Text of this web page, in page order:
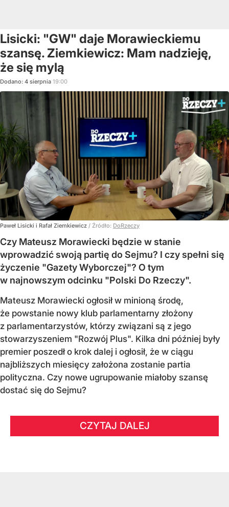
Lisicki: "GW" daje Morawieckiemu
szansę. Ziemkiewicz: Mam nadzieję,
że się mylą
Dodano: 4 sierpnia 19:00
Paweł Lisicki i Rafał Ziemkiewicz / Źródło: DoRzeczy
Czy Mateusz Morawiecki będzie w stanie
wprowadzić swoją partię do Sejmu? I czy spełni się
życzenie "Gazety Wyborczej"? O tym
w najnowszym odcinku "Polski Do Rzeczy".
Mateusz Morawiecki ogłosił w minioną środę,
że powstanie nowy klub parlamentarny złożony
z parlamentarzystów, którzy związani są z jego
stowarzyszeniem "Rozwój Plus". Kilka dni później były
premier poszedł o krok dalej i ogłosił, że w ciągu
najbliższych miesięcy założona zostanie partia
polityczna. Czy nowe ugrupowanie miałoby szansę
dostać się do Sejmu?
CZYTAJ DALEJ